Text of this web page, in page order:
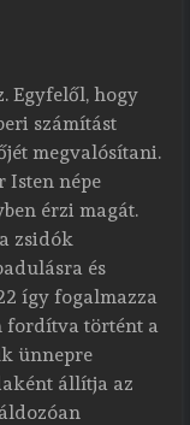
Egyfelől, hogy
számítást
megvalósítani.
Isten népe
érzi magát.
zsidók
és
így fogalmazza
fordítva történt a
ünnepre
állítja az